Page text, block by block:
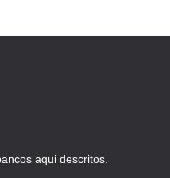
aqui descritos.